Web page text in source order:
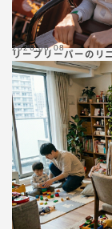
リープリーパーのリ
2026.06.08